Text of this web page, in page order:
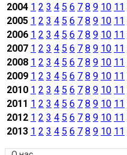
2004 1 2 3 4 5 6 7 8 9 10 11
2005 1 2 3 4 5 6 7 8 9 10 11
2006 1 2 3 4 5 6 7 8 9 10 11
2007 1 2 3 4 5 6 7 8 9 10 11
2008 1 2 3 4 5 6 7 8 9 10 11
2009 1 2 3 4 5 6 7 8 9 10 11
2010 1 2 3 4 5 6 7 8 9 10 11
2011 1 2 3 4 5 6 7 8 9 10 11
2012 1 2 3 4 5 6 7 8 9 10 11
2013 1 2 3 4 5 6 7 8 9 10 11